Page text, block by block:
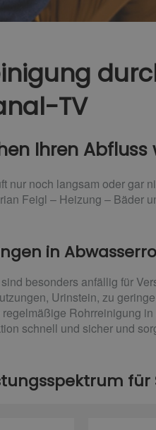
TV
Ihren Abfluss
nur noch langsam oder gar
Feigl – Heizung – Bäder
in
besonders anfällig für
Urinstein, zu
Rohrreinigung
schnell und sicher und
für